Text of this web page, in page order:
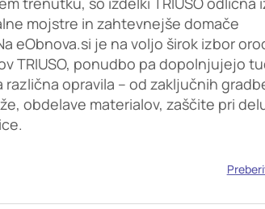
mojstre in zahtevnejše domače
eObnova.si je na voljo širok izbor
TRIUSO, ponudbo pa dopolnjujejo
različna opravila – od zaključnih
obdelave materialov, zaščite pri